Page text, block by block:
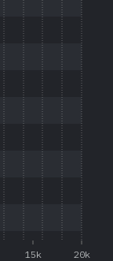
15k 20k